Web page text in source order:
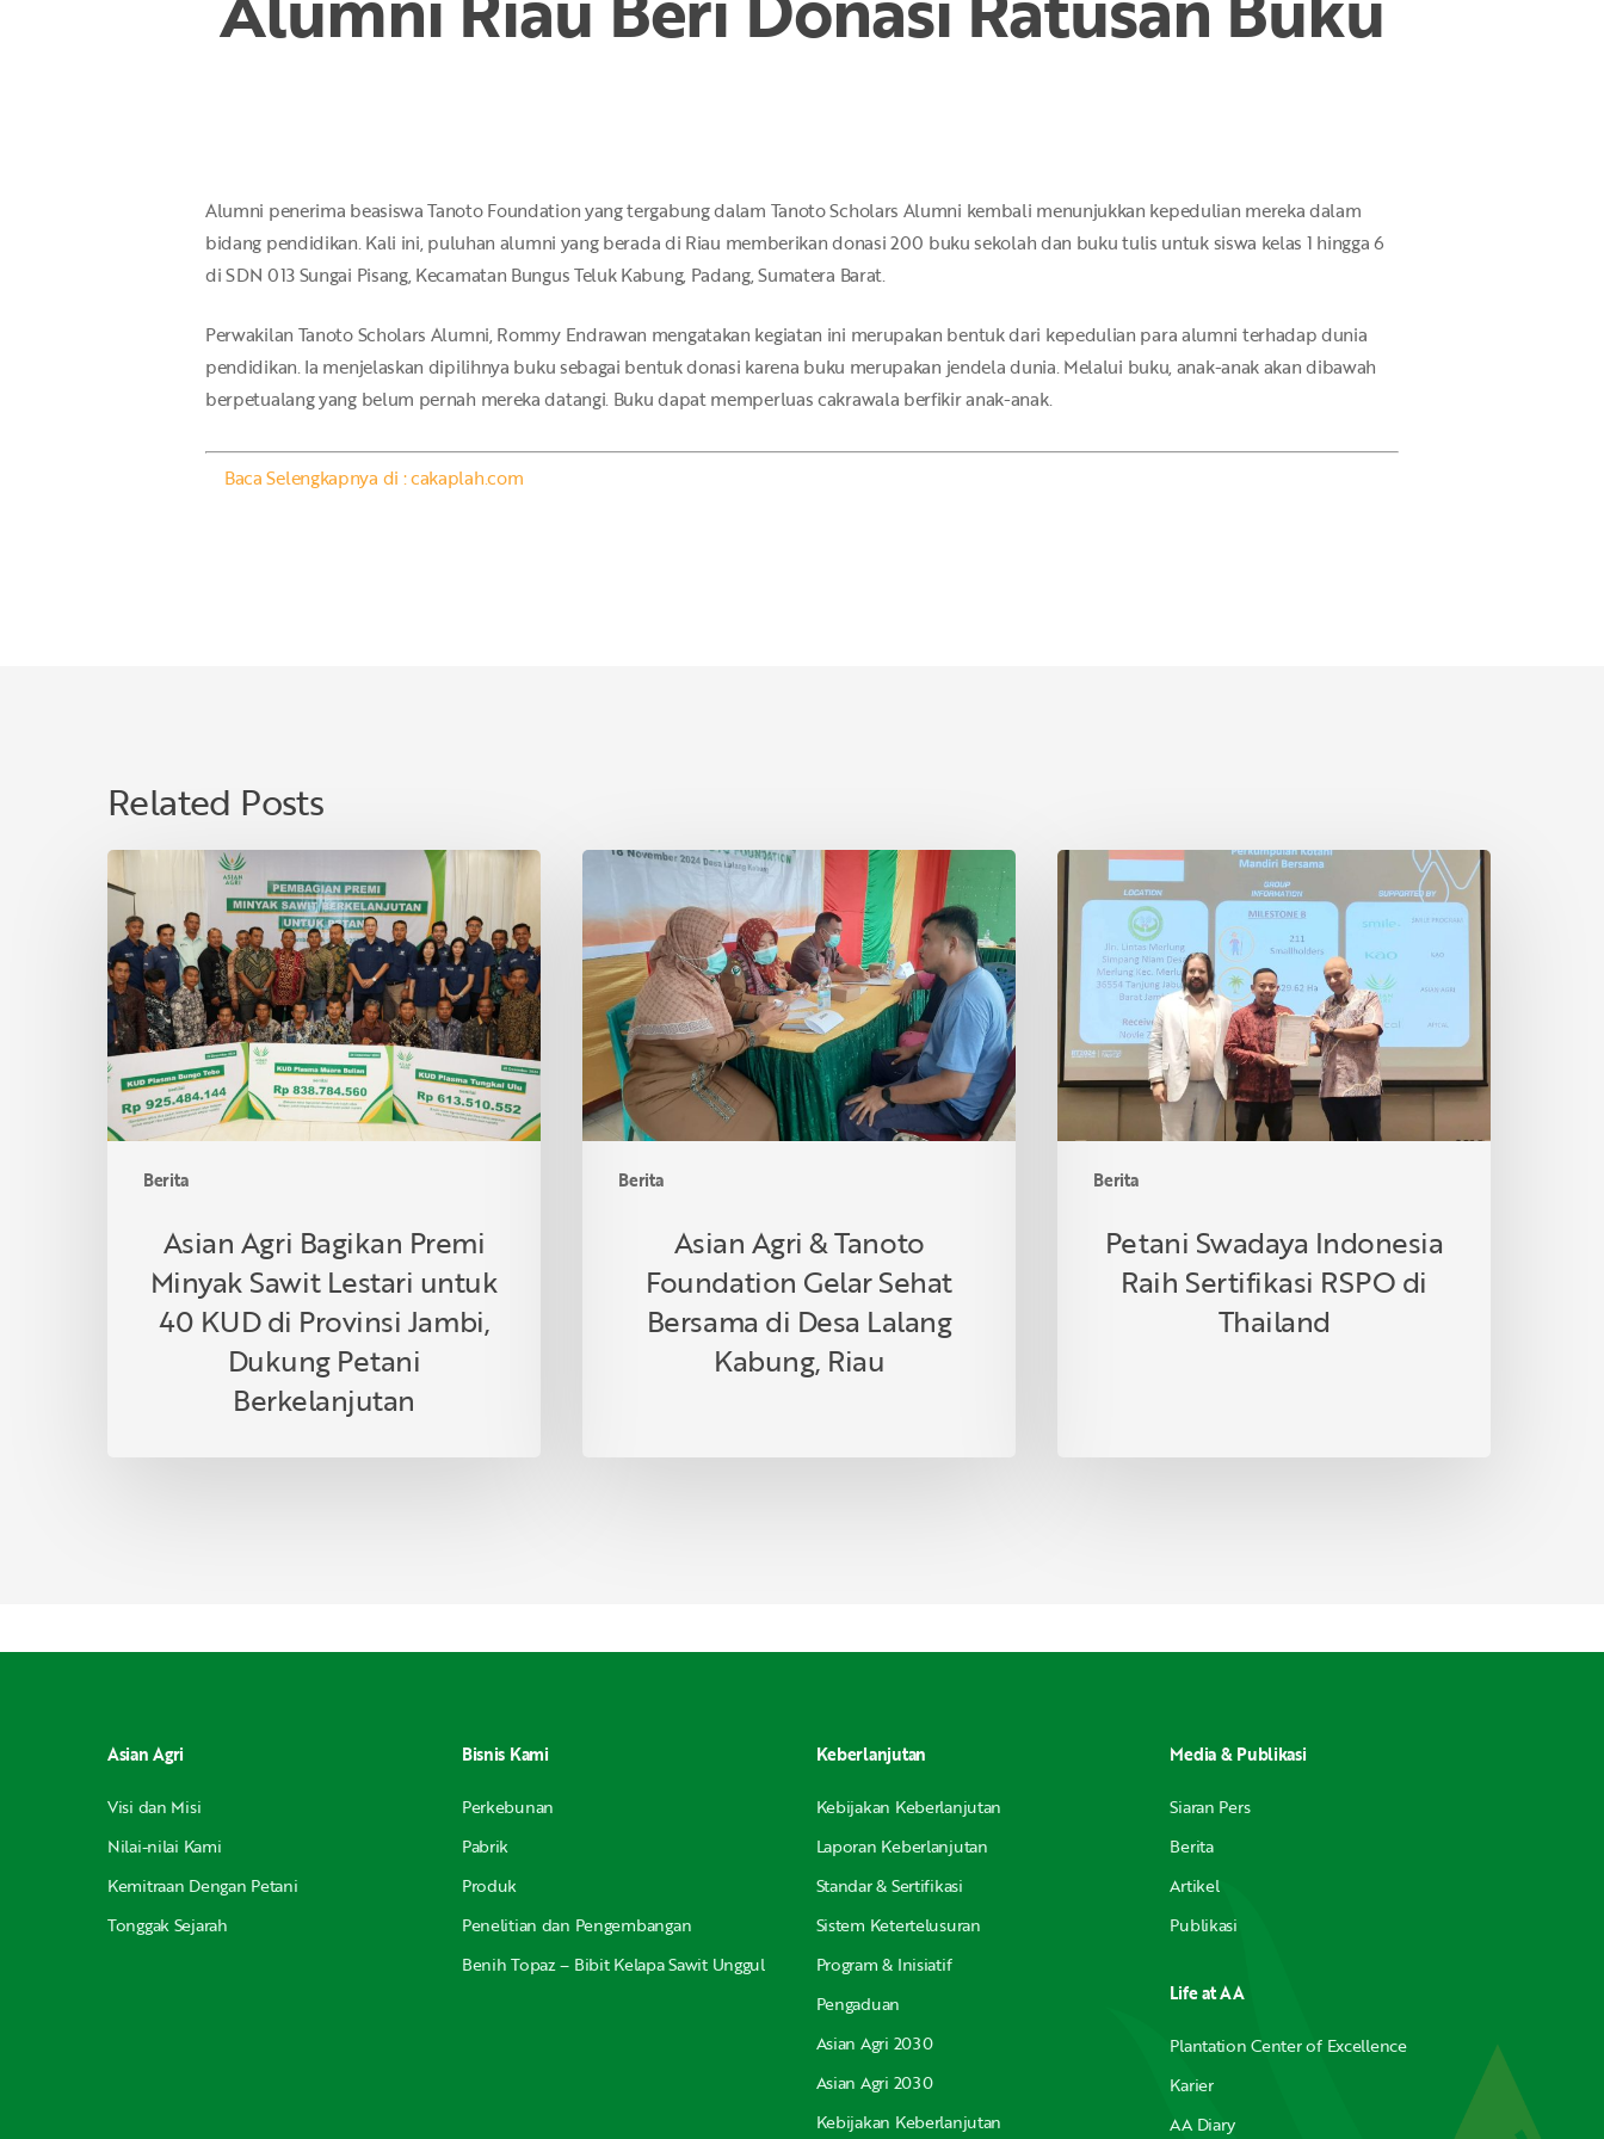
Alumni penerima beasiswa Tanoto Foundation yang tergabung dalam Tanoto Scholars Alumni kembali menunjukkan kepedulian mereka dalam
bidang pendidikan. Kali ini, puluhan alumni yang berada di Riau memberikan donasi 200 buku sekolah dan buku tulis untuk siswa kelas 1 hingga 6
di SDN 013 Sungai Pisang, Kecamatan Bungus Teluk Kabung, Padang, Sumatera Barat.
Perwakilan Tanoto Scholars Alumni, Rommy Endrawan mengatakan kegiatan ini merupakan bentuk dari kepedulian para alumni terhadap dunia
pendidikan. Ia menjelaskan dipilihnya buku sebagai bentuk donasi karena buku merupakan jendela dunia. Melalui buku, anak-anak akan dibawah
berpetualang yang belum pernah mereka datangi. Buku dapat memperluas cakrawala berfikir anak-anak.
Baca Selengkapnya di : cakaplah.com
Related Posts
Berita
Asian
Agri
Bagikan
Premi
Minyak
Sawit
Lestari
untuk
40
KUD
Provinsi
Dukung
Petani
Berkelanjutan
Asian Agri Bagikan Premi
Minyak Sawit Lestari untuk
40 KUD di Provinsi Jambi,
Dukung Petani
Berkelanjutan
Berita
Asian
&
Tanoto
Foundation
Gelar
Sehat
Bersama
di
Desa
Kabung,
Asian Agri & Tanoto
Foundation Gelar Sehat
Bersama di Desa Lalang
Kabung, Riau
Berita
Petani
Swadaya
Indonesia
Raih
Sertifikasi
RSPO
di
Thailand
Petani Swadaya Indonesia
Raih Sertifikasi RSPO di
Thailand
Asian Agri
Visi dan Misi
Nilai-nilai Kami
Kemitraan Dengan Petani
Tonggak Sejarah
Bisnis Kami
Perkebunan
Pabrik
Produk
Penelitian dan Pengembangan
Benih Topaz – Bibit Kelapa Sawit Unggul
Keberlanjutan
Kebijakan Keberlanjutan
Laporan Keberlanjutan
Standar & Sertifikasi
Sistem Ketertelusuran
Program & Inisiatif
Pengaduan
Asian Agri 2030
Asian Agri 2030
Kebijakan Keberlanjutan
Media & Publikasi
Siaran Pers
Berita
Artikel
Publikasi
Life at AA
Plantation Center of Excellence
Karier
AA Diary